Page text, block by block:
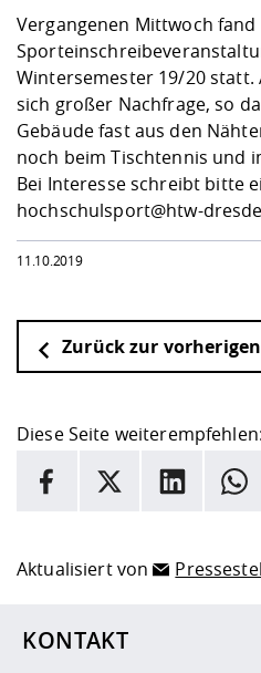
Career Service
Angebote für
Kontakt und Anfahrt
Qualitätssicherung
Vergangenen Mittwoch fand
Wintersemester 19/20
sich großer Nachfrage, so
Gebäude fast aus den
noch beim Tischtennis und
Bei Interesse schreibt bitte
hochschulsport@htw-
11.10.2019
Zurück zur
Diese Seite
INFORMATION
Hier stehen weitere
Facebook
X LinkedIn
Aktualisiert von
KONTAKT